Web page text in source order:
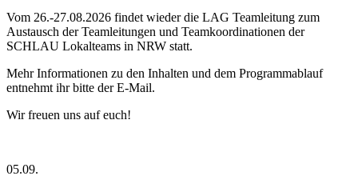
Vom 26.-27.08.2026 findet wieder die LAG Teamleitung zum
Austausch der Teamleitungen und Teamkoordinationen der
SCHLAU Lokalteams in NRW statt.
Mehr Informationen zu den Inhalten und dem Programmablauf
entnehmt ihr bitte der E-Mail.
Wir freuen uns auf euch!
05.09.